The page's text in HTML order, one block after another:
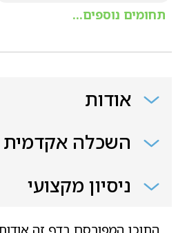
תחומים נוספים...
אודות
השכלה
ניסיון מקצועי
התוכן המפורסם בדף זה